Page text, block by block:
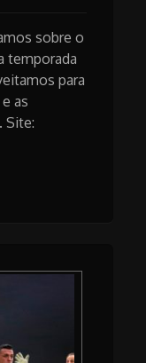
sobre o
temporada
para
as
Site: